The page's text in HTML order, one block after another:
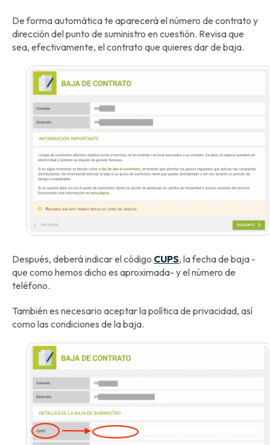
De forma automática te aparecerá el número de contrato y
dirección del punto de suministro en cuestión. Revisa que
sea, efectivamente, el contrato que quieres dar de baja.
Después, deberá indicar el código CUPS, la fecha de baja -
que como hemos dicho es aproximada- y el número de
teléfono.
También es necesario aceptar la política de privacidad, así
como las condiciones de la baja.